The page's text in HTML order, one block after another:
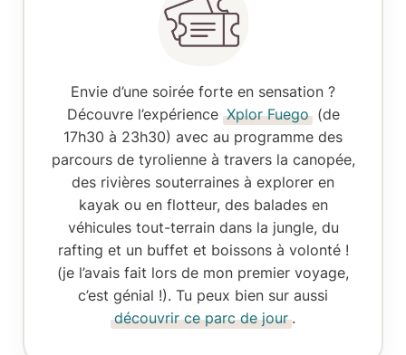
Envie d’une soirée forte en sensation ?
Découvre l’expérience Xplor Fuego (de
17h30 à 23h30) avec au programme des
parcours de tyrolienne à travers la canopée,
des rivières souterraines à explorer en
kayak ou en flotteur, des balades en
véhicules tout-terrain dans la jungle, du
rafting et un buffet et boissons à volonté !
(je l’avais fait lors de mon premier voyage,
c’est génial !). Tu peux bien sur aussi
découvrir ce parc de jour .